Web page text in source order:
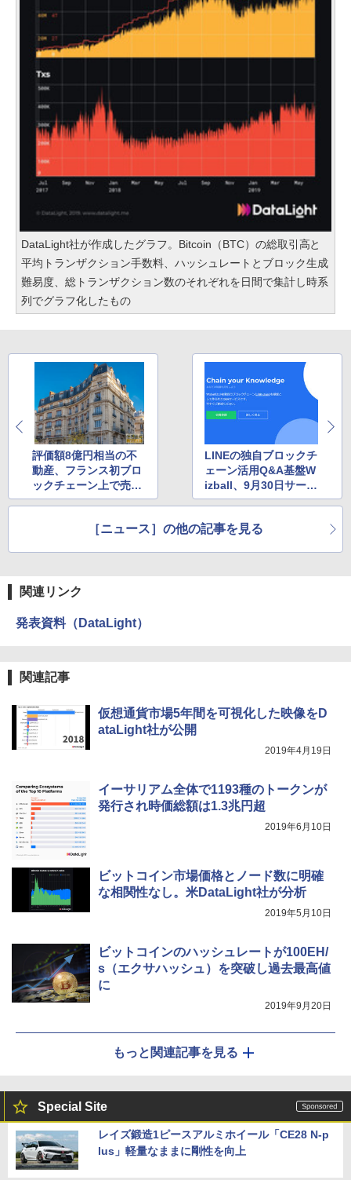
DataLight社が作成したグラフ。Bitcoin（BTC）の総取引高と
平均トランザクション手数料、ハッシュレートとブロック生成
難易度、総トランザクション数のそれぞれを日間で集計し時系
列でグラフ化したもの
評価額8億円相当の不
動産、フランス初ブロ
ックチェーン上で売買
成立——米Forbes誌
LINEの独自ブロックチ
ェーン活用Q&A基盤W
izball、9月30日サービ
ス終了
［ニュース］の他の記事を見る
関連リンク
発表資料（DataLight）
関連記事
仮想通貨市場5年間を可視化した映像をD
ataLight社が公開
2019年4月19日
イーサリアム全体で1193種のトークンが
発行され時価総額は1.3兆円超
2019年6月10日
ビットコイン市場価格とノード数に明確
な相関性なし。米DataLight社が分析
2019年5月10日
ビットコインのハッシュレートが100EH/
s（エクサハッシュ）を突破し過去最高値
に
2019年9月20日
もっと関連記事を見る
Special Site
レイズ鍛造1ピースアルミホイール「CE28 N-p
lus」軽量なままに剛性を向上